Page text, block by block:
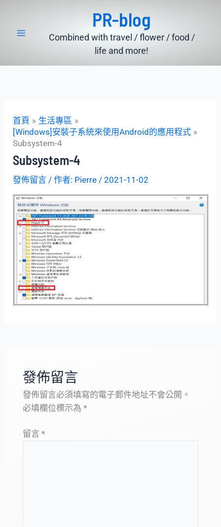
PR-blog
Combined with travel / flower / food /
life and more!
首頁
生活專區
[Windows]安裝子系統來使用Android的應用程式
Subsystem-4
Subsystem-4
發佈留言 / 作者: Pierre /2021-11-02
發佈留言
發佈留言必須填寫的電子郵件地址不會公開。
必填欄位標示為 *
留言 *